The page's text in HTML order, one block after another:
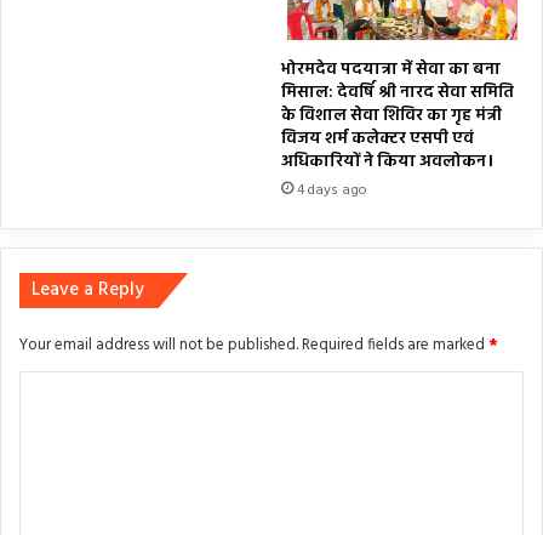
भोरमदेव पदयात्रा में सेवा का बना
मिसाल: देवर्षि श्री नारद सेवा समिति
के विशाल सेवा शिविर का गृह मंत्री
विजय शर्म कलेक्टर एसपी एवं
अधिकारियों ने किया अवलोकन।
4 days ago
Leave a Reply
Your email address will not be published.Required fields are marked *